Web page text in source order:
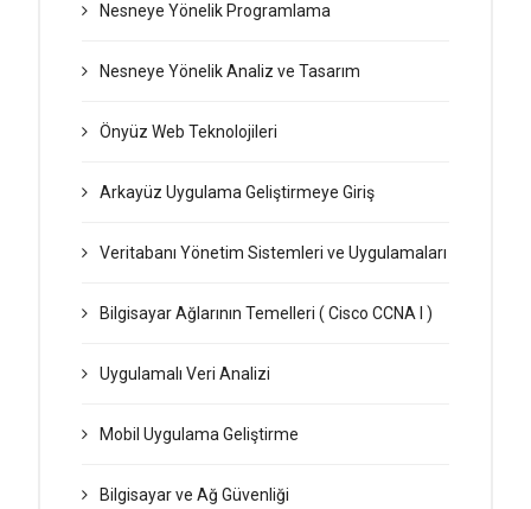
Nesneye Yönelik Programlama
Nesneye Yönelik Analiz ve Tasarım
Önyüz Web Teknolojileri
Arkayüz Uygulama Geliştirmeye Giriş
Veritabanı Yönetim Sistemleri ve Uygulamaları
Bilgisayar Ağlarının Temelleri ( Cisco CCNA I )
Uygulamalı Veri Analizi
Mobil Uygulama Geliştirme
Bilgisayar ve Ağ Güvenliği